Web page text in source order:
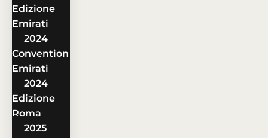
Edizione
Emirati
2024
Convention
Emirati
2024
Edizione
Roma
2025